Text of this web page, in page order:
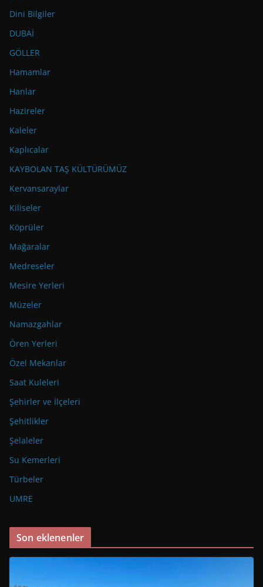
Dini Bilgiler
DUBAİ
GÖLLER
Hamamlar
Hanlar
Hazireler
Kaleler
Kaplıcalar
KAYBOLAN TAŞ KÜLTÜRÜMÜZ
Kervansaraylar
Kiliseler
Köprüler
Mağaralar
Medreseler
Mesire Yerleri
Müzeler
Namazgahlar
Ören Yerleri
Özel Mekanlar
Saat Kuleleri
Şehirler ve İlçeleri
Şehitlikler
Şelaleler
Su Kemerleri
Türbeler
UMRE
Son eklenenler